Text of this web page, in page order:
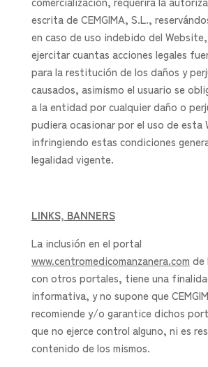
escrita de CEMGIMA, S.L.,
en caso de uso indebido del
ejercitar cuantas acciones legales
para la restitución de los daños y
causados, asimismo el usuario se
a la entidad por cualquier daño o
pudiera ocasionar por el uso de esta
infringiendo estas condiciones
legalidad vigente.
LINKS, BANNERS
La inclusión en el portal
www.centromedicomanzanera.com de
con otros portales, tiene una
informativa, y no supone que
recomiende y/o garantice dichos
que no ejerce control alguno, ni es
contenido de los mismos.